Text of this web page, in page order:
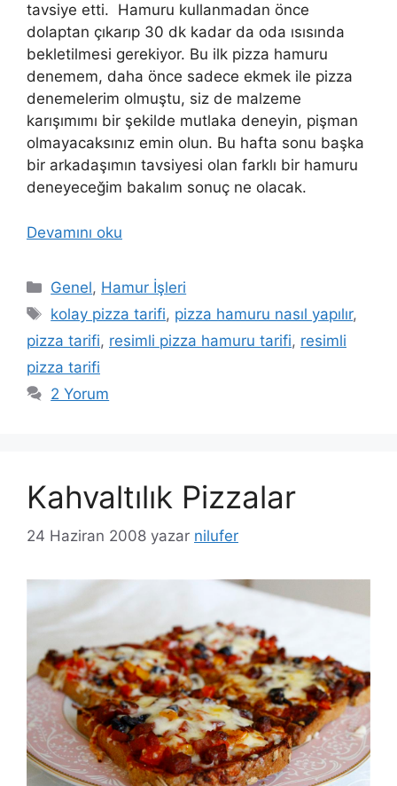
tavsiye etti. Hamuru kullanmadan önce
dolaptan çıkarıp 30 dk kadar da oda ısısında
bekletilmesi gerekiyor. Bu ilk pizza hamuru
denemem, daha önce sadece ekmek ile pizza
denemelerim olmuştu, siz de malzeme
karışımımı bir şekilde mutlaka deneyin, pişman
olmayacaksınız emin olun. Bu hafta sonu başka
bir arkadaşımın tavsiyesi olan farklı bir hamuru
deneyeceğim bakalım sonuç ne olacak.
Devamını oku
Kategoriler
Genel, Hamur İşleri
Etiketler
kolay pizza tarifi, pizza hamuru nasıl yapılır,
pizza tarifi, resimli pizza hamuru tarifi, resimli
pizza tarifi
2 Yorum
Kahvaltılık Pizzalar
24 Haziran 2008 yazar nilufer